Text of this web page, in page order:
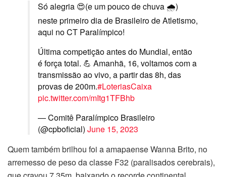
Só alegria 😍(e um pouco de chuva 🌧️)
neste primeiro dia de Brasileiro de Atletismo,
aqui no CT Paralímpico!
Última competição antes do Mundial, então
é força total. 💪 Amanhã, 16, voltamos com a
transmissão ao vivo, a partir das 8h, das
provas de 200m.#LoteriasCaixa
pic.twitter.com/mItg1TFBhb
— Comitê Paralímpico Brasileiro
(@cpboficial) June 15, 2023
Quem também brilhou foi a amapaense Wanna Brito, no
arremesso de peso da classe F32 (paralisados cerebrais),